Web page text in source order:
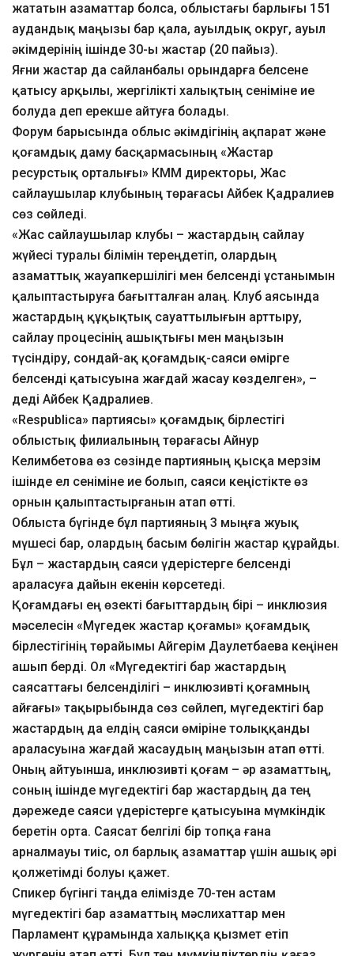
жататын азаматтар болса, облыстағы барлығы 151
аудандық маңызы бар қала, ауылдық округ, ауыл
әкімдерінің ішінде 30-ы жастар (20 пайыз).
Яғни жастар да сайланбалы орындарға белсене
қатысу арқылы, жергілікті халықтың сеніміне ие
болуда деп ерекше айтуға болады.
Форум барысында облыс әкімдігінің ақпарат және
қоғамдық даму басқармасының «Жастар
ресурстық орталығы» КММ директоры, Жас
сайлаушылар клубының төрағасы Айбек Қадралиев
сөз сөйледі.
«Жас сайлаушылар клубы – жастардың сайлау
жүйесі туралы білімін тереңдетіп, олардың
азаматтық жауапкершілігі мен белсенді ұстанымын
қалыптастыруға бағытталған алаң. Клуб аясында
жастардың құқықтық сауаттылығын арттыру,
сайлау процесінің ашықтығы мен маңызын
түсіндіру, сондай-ақ қоғамдық-саяси өмірге
белсенді қатысуына жағдай жасау көзделген», –
деді Айбек Қадралиев.
«Respublica» партиясы» қоғамдық бірлестігі
облыстық филиалының төрағасы Айнур
Келимбетова өз сөзінде партияның қысқа мерзім
ішінде ел сеніміне ие болып, саяси кеңістікте өз
орнын қалыптастырғанын атап өтті.
Облыста бүгінде бұл партияның 3 мыңға жуық
мүшесі бар, олардың басым бөлігін жастар құрайды.
Бұл – жастардың саяси үдерістерге белсенді
араласуға дайын екенін көрсетеді.
Қоғамдағы ең өзекті бағыттардың бірі – инклюзия
мәселесін «Мүгедек жастар қоғамы» қоғамдық
бірлестігінің төрайымы Айгерім Даулетбаева кеңінен
ашып берді. Ол «Мүгедектігі бар жастардың
саясаттағы белсенділігі – инклюзивті қоғамның
айғағы» тақырыбында сөз сөйлеп, мүгедектігі бар
жастардың да елдің саяси өміріне толыққанды
араласуына жағдай жасаудың маңызын атап өтті.
Оның айтуынша, инклюзивті қоғам – әр азаматтың,
соның ішінде мүгедектігі бар жастардың да тең
дәрежеде саяси үдерістерге қатысуына мүмкіндік
беретін орта. Саясат белгілі бір топқа ғана
арналмауы тиіс, ол барлық азаматтар үшін ашық әрі
қолжетімді болуы қажет.
Спикер бүгінгі таңда елімізде 70-тен астам
мүгедектігі бар азаматтың мәслихаттар мен
Парламент құрамында халыққа қызмет етіп